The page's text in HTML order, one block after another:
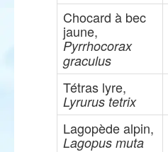
Chocard à bec
jaune,
Pyrrhocorax
graculus
Tétras lyre,
Lyrurus tetrix
Lagopède alpin,
Lagopus muta